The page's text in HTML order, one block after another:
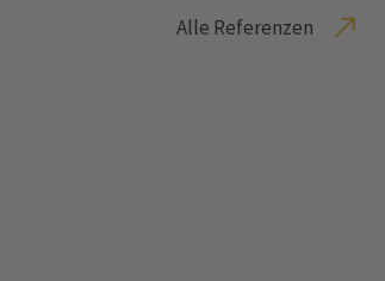
Alle Referenzen